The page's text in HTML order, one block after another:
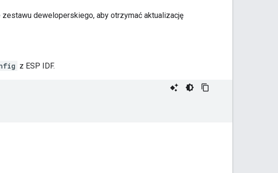
deweloperskiego, aby otrzymać aktualizację
z ESP IDF.